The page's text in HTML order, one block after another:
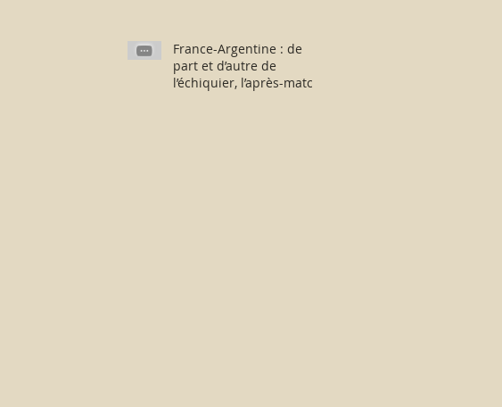
France-Argentine : de
part et d’autre de
l’échiquier, l’après-match